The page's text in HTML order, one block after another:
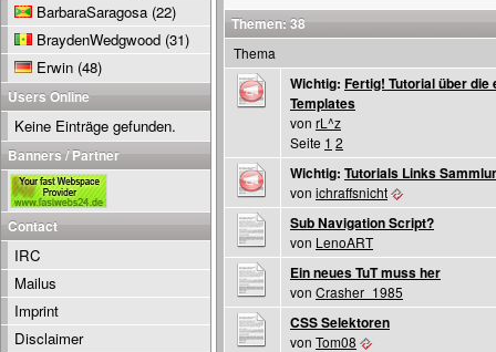
Themen: 38
Thema
Wichtig: Fertig! Tutorial über
Templates
von rL^z
Seite 1 2
Wichtig: Tutorials Links
von ichraffsnicht
Sub Navigation Script?
von LenoART
Ein neues TuT muss her
von Crasher_1985
CSS Selektoren
von Tom08
BarbaraSaragosa (22)
BraydenWedgwood (31)
Erwin (48)
Users Online
Keine Einträge gefunden.
Banners / Partner
Contact
IRC
Mailus
Imprint
Disclaimer